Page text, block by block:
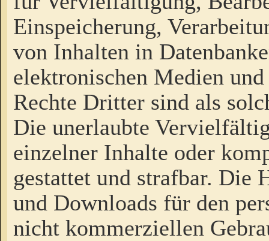
Einspeicherung,
von Inhalten in
elektronischen Medien
Rechte Dritter sind als
Die unerlaubte
einzelner Inhalte oder
gestattet und strafbar. Die
und Downloads für den
nicht kommerziellen